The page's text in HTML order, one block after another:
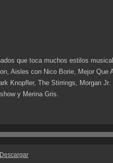
que toca muchos estilos
Aisles con Nico Borie, Mejor Que
Knopfler, The Stirrings, Morgan
y Merina Gris.
Descargar